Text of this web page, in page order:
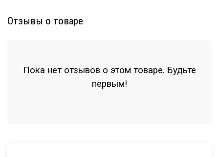
Отзывы о товаре
Пока нет отзывов о этом товаре. Будьте
первым!